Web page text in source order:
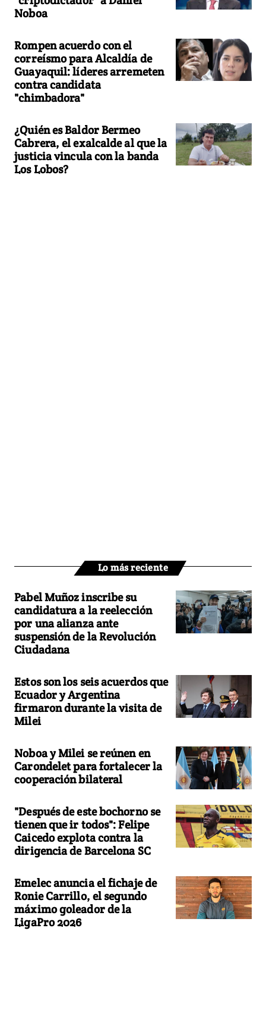
Noboa
Rompen acuerdo con el
correísmo para Alcaldía de
Guayaquil: líderes arremeten
contra candidata
"chimbadora"
¿Quién es Baldor Bermeo
Cabrera, el exalcalde al que la
justicia vincula con la banda
Los Lobos?
Lo más reciente
Pabel Muñoz inscribe su
candidatura a la reelección
por una alianza ante
suspensión de la Revolución
Ciudadana
Estos son los seis acuerdos que
Ecuador y Argentina
firmaron durante la visita de
Milei
Noboa y Milei se reúnen en
Carondelet para fortalecer la
cooperación bilateral
"Después de este bochorno se
tienen que ir todos": Felipe
Caicedo explota contra la
dirigencia de Barcelona SC
Emelec anuncia el fichaje de
Ronie Carrillo, el segundo
máximo goleador de la
LigaPro 2026